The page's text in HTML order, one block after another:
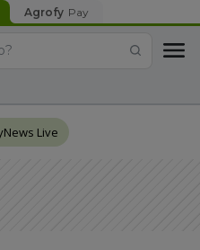
Agrofy Pay
Live